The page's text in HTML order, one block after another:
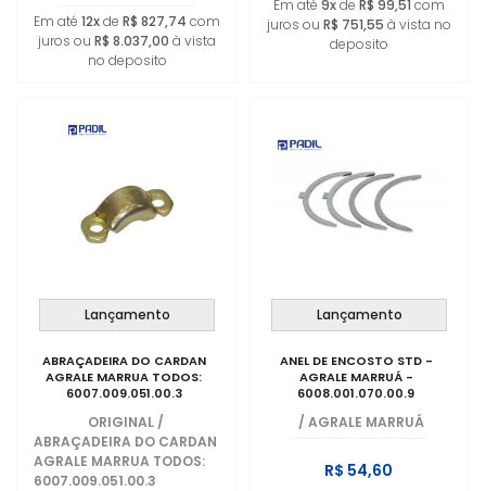
Em até 12xde R$ 827,74 com
juros ou R$ 8.037,00 à vista
no deposito
Em até 9xde R$ 99,51 com
juros ou R$ 751,55 à vista no
deposito
Lançamento
ABRAÇADEIRA DO CARDAN
AGRALE MARRUA TODOS:
6007.009.051.00.3
ORIGINAL /
ABRAÇADEIRA DO CARDAN
AGRALE MARRUA TODOS:
6007.009.051.00.3
Lançamento
ANEL DE ENCOSTO STD -
AGRALE MARRUÁ -
6008.001.070.00.9
/ AGRALE MARRUÁ
R$ 54,60